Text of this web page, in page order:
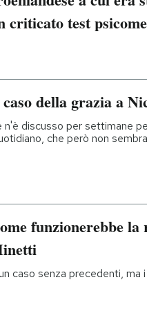
criticato test
della grazia a
n'è discusso per settimane
che però non
funzionerebbe
caso senza precedenti,